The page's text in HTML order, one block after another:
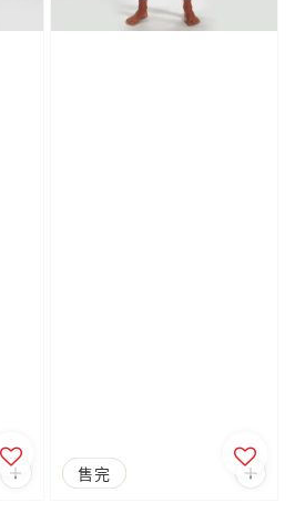
優惠
售完